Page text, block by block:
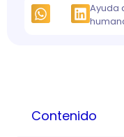
Ayuda
Contenido